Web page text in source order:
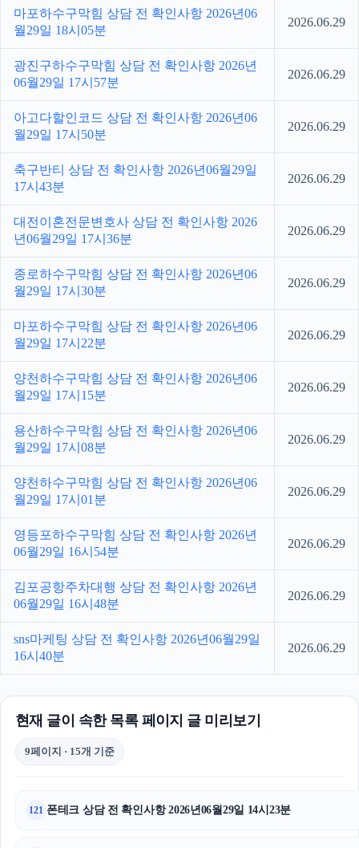
마포하수구막힘 상담 전 확인사항 2026년06
월29일 18시05분
2026.06.29
광진구하수구막힘 상담 전 확인사항 2026년
06월29일 17시57분
2026.06.29
아고다할인코드 상담 전 확인사항 2026년06
월29일 17시50분
2026.06.29
축구반티 상담 전 확인사항 2026년06월29일
17시43분
2026.06.29
대전이혼전문변호사 상담 전 확인사항 2026
년06월29일 17시36분
2026.06.29
종로하수구막힘 상담 전 확인사항 2026년06
월29일 17시30분
2026.06.29
마포하수구막힘 상담 전 확인사항 2026년06
월29일 17시22분
2026.06.29
양천하수구막힘 상담 전 확인사항 2026년06
월29일 17시15분
2026.06.29
용산하수구막힘 상담 전 확인사항 2026년06
월29일 17시08분
2026.06.29
양천하수구막힘 상담 전 확인사항 2026년06
월29일 17시01분
2026.06.29
영등포하수구막힘 상담 전 확인사항 2026년
06월29일 16시54분
2026.06.29
김포공항주차대행 상담 전 확인사항 2026년
06월29일 16시48분
2026.06.29
sns마케팅 상담 전 확인사항 2026년06월29일
16시40분
2026.06.29
현재 글이 속한 목록 페이지 글 미리보기
9페이지 · 15개 기준
121 폰테크 상담 전 확인사항 2026년06월29일 14시23분